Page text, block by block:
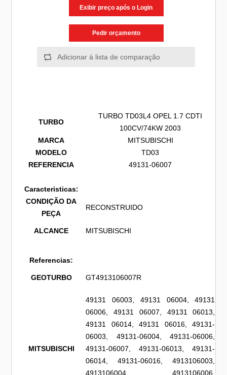
Exibir preço após o Login
Pedir orçamento
TURBO
TURBO TD03L4 OPEL 1.7 CDTI
100CV/74KW 2003
MARCA
MITSUBISCHI
MODELO
TD03
REFERENCIA
49131-06007
Caracteristicas:
CONDIÇÃO DA
PEÇA
RECONSTRUIDO
ALCANCE MITSUBISCHI
Referencias:
GEOTURBO GT4913106007R
MITSUBISCHI
49131 06003, 49131 06004, 49131
06006, 49131 06007, 49131 06013,
49131 06014, 49131 06016, 49131-
06003, 49131-06004, 49131-06006,
49131-06007, 49131-06013, 49131-
06014, 49131-06016, 4913106003,
4913106004, 4913106006,